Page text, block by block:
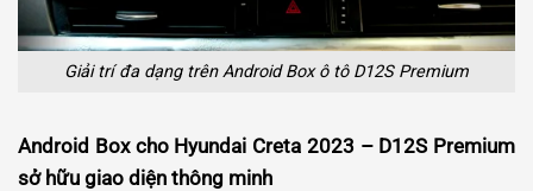
Giải trí đa dạng trên Android Box ô tô D12S Premium
Android Box cho Hyundai Creta 2023 – D12S Premium
sở hữu giao diện thông minh